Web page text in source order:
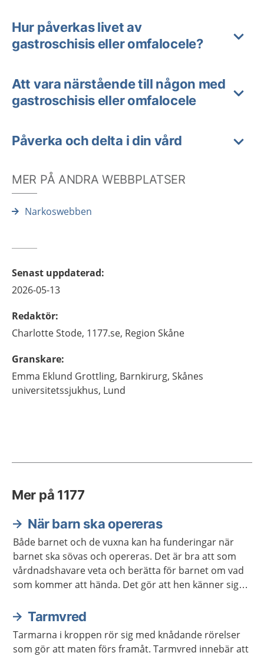
Hur påverkas livet av
gastroschisis eller omfalocele?
Att vara närstående till någon med
gastroschisis eller omfalocele
Påverka och delta i din vård
MER PÅ ANDRA WEBBPLATSER
Narkoswebben
Senast uppdaterad:
2026-05-13
Redaktör:
CharlotteStode, 1177.se, Region Skåne
Granskare:
Emma Eklund Grottling, Barnkirurg, Skånes
universitetssjukhus, Lund
Mer på 1177
När barn ska opereras
Både barnet och de vuxna kan ha funderingar när
barnet ska sövas och opereras. Det är bra att som
vårdnadshavare veta och berätta för barnet om vad
som kommer att hända. Det gör att hen känner sig
Tarmvred
Tarmarna i kroppen rör sig med knådande rörelser
som gör att maten förs framåt. Tarmvred innebär att